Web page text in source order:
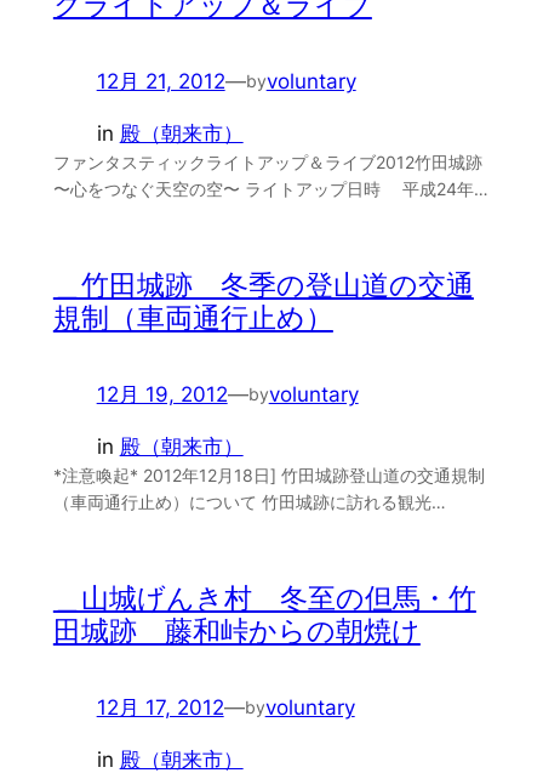
12月 21, 2012—byvoluntary
in 殿（朝来市）
ファンタスティックライトアップ＆ライブ2012竹田城跡
〜心をつなぐ天空の空〜 ライトアップ日時 平成24年…
＿竹田城跡 冬季の登山道の交通
規制（車両通行止め）
12月 19, 2012—byvoluntary
in 殿（朝来市）
*注意喚起* 2012年12月18日] 竹田城跡登山道の交通規制
（車両通行止め）について 竹田城跡に訪れる観光…
＿山城げんき村 冬至の但馬・竹
田城跡 藤和峠からの朝焼け
12月 17, 2012—byvoluntary
in 殿（朝来市）